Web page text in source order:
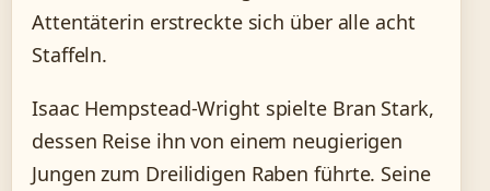
Attentäterin erstreckte sich über alle acht
Staffeln.
Isaac Hempstead-Wright spielte Bran Stark,
dessen Reise ihn von einem neugierigen
Jungen zum Dreilidigen Raben führte. Seine